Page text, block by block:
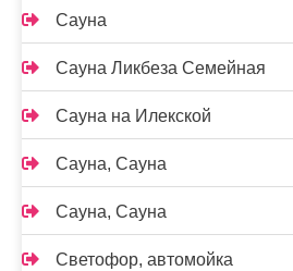
Сауна
Сауна Ликбеза Семейная
Сауна на Илекской
Сауна, Сауна
Сауна, Сауна
Светофор, автомойка